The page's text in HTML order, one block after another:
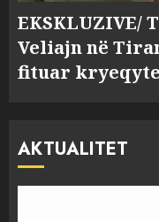
EKSKLUZIVE/
Veliajn në
fituar
AKTUALITET